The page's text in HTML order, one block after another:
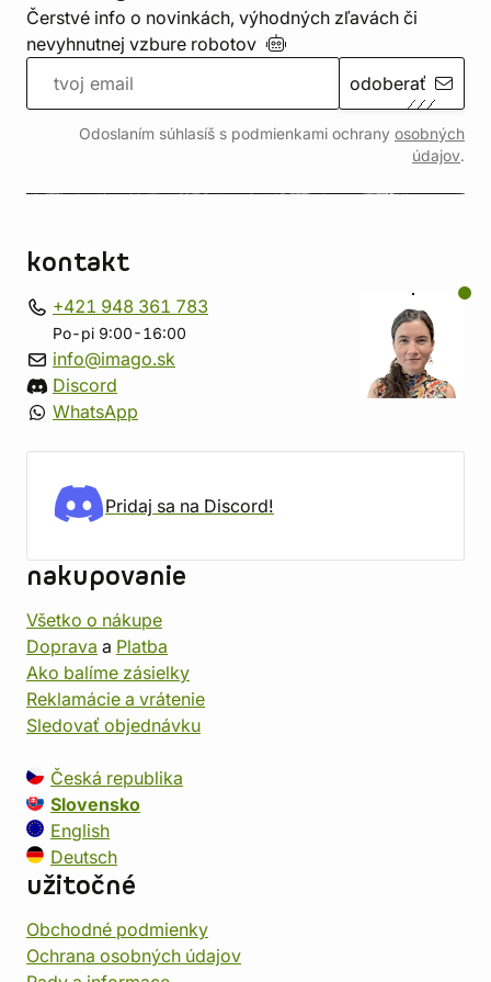
Čerstvé info o novinkách, výhodných zľavách či
nevyhnutnej vzbure robotov
odoberať
Odoslaním súhlasíš s podmienkami ochrany osobných
údajov.
kontakt
+421 948 361 783
Po-pi 9:00-16:00
info@imago.sk
Discord
WhatsApp
Pridaj sa na Discord!
nakupovanie
Všetko o nákupe
Doprava a Platba
Ako balíme zásielky
Reklamácie a vrátenie
Sledovať objednávku
Česká republika
Slovensko
English
Deutsch
užitočné
Obchodné podmienky
Ochrana osobných údajov